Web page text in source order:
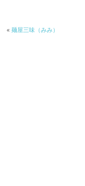
«麺屋三味（みみ）